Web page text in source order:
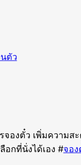
ตัว
องตั๋ว เพิ่มความ
อกที่นั่งได้เอง #จอ